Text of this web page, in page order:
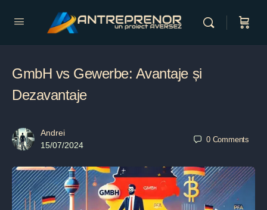
GmbH vs Gewerbe: Avantaje și
Dezavantaje
Andrei
15/07/2024
0 Comments